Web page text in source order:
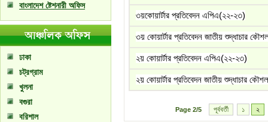
বাংলাদেশ ষ্টেশনারী অফিস
ঢাকা
চট্রগ্রাম
খুলনা
বগুরা
বরিশাল
৩য়কোয়ার্টার প্রতিবেদন এপিএ(২২-২৩)
৩য় কোয়ার্টার প্রতিবেদন জাতীয় শুদ্ধাচার
২য় কোয়ার্টার প্রতিবেদন এপিএ(২২-২৩)
২য় কোয়ার্টার প্রতিবেদন জাতীয় শুদ্ধাচার
Page 2/5 পূর্ববর্তী ১ ২